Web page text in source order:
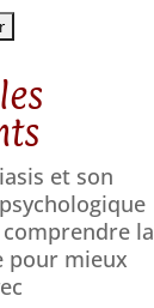
et son
la
pour mieux